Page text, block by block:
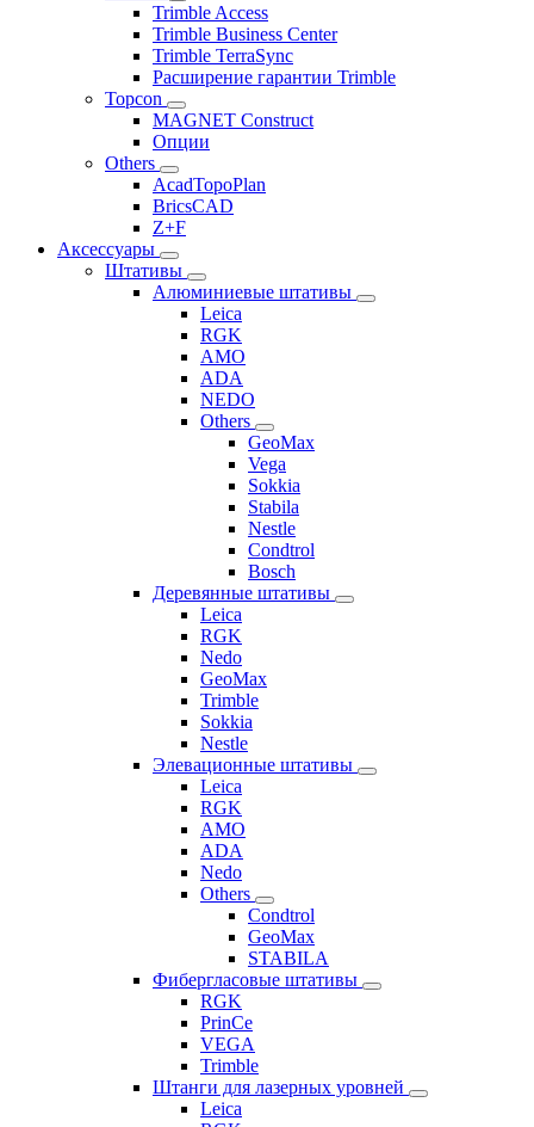
Trimble Access
Trimble Business Center
Trimble TerraSync
Расширение гарантии Trimble
Topcon
MAGNET Construct
Опции
Others
AcadTopoPlan
BricsCAD
Z+F
Аксессуары
Штативы
Алюминиевые штативы
Leica
RGK
AMO
ADA
NEDO
Others
GeoMax
Vega
Sokkia
Stabila
Nestle
Condtrol
Bosch
Деревянные штативы
Leica
RGK
Nedo
GeoMax
Trimble
Sokkia
Nestle
Элевационные штативы
Leica
RGK
AMO
ADA
Nedo
Others
Condtrol
GeoMax
STABILA
Фибергласовые штативы
RGK
PrinCe
VEGA
Trimble
Штанги для лазерных уровней
Leica